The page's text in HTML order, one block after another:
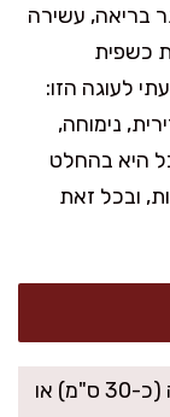
בריאה, עשירה
כשפית
לעוגה הזו:
נימוחה,
היא בהחלט
ובכל זאת
: תבנית אינגליש קייק גדולה (כ-30 ס"מ) או